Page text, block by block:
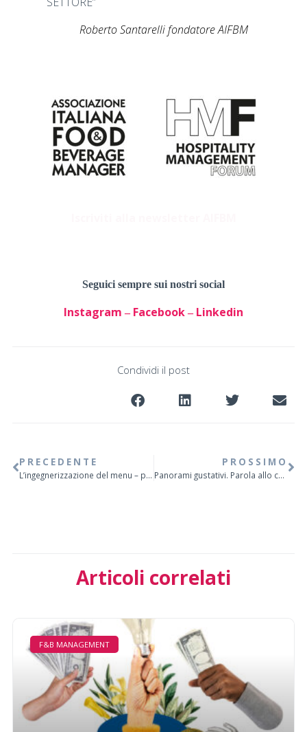
Roberto Santarelli fondatore AIFBM
Seguici sempre sui nostri social
Instagram – Facebook– Linkedin
Condividi il post
PRECEDENTE
L’ingegnerizzazione del menu – parte 2. A cura di Claudio di Bernardo
PROSSIMO
Panorami gustativi. Parola allo chef Francesco Mascheroni
Articoli correlati
F&B MANAGEMENT